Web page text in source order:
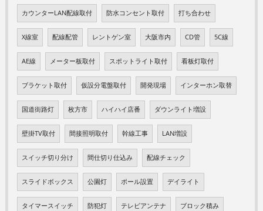
カウンターLAN配線取付 防水コンセント取付 打ち合わせ
X線室 配線配管 レントゲン室 大阪市内 CD管 5C線
AE線 メーター板取付 スポットライト取付 看板灯取付
ブラケット取付 仮設分電盤取付 開発現場 インターホン取替
国道街路灯 枚方市 ハイハイ店番 ダウンライト増設
壁掛TV取付 間接照明取付 幹線工事 LAN増設
スイッチ切り分け 間仕切り仕込み 配線チェック
スライドボックス 公園灯 ポール設置 デイライト
タイマースイッチ 防犯灯 テレビアンテナ ブロック積み